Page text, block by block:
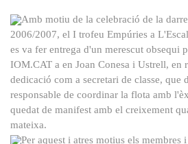
Amb motiu de la celebració de la
2006/2007, el I trofeu Empúries a
es va fer entrega d'un merescut obsequi
IOM.CAT a en Joan Conesa i Ustrell, en
dedicació com a secretari de classe, que
responsable de coordinar la flota amb
quedat de manifest amb el creixement
mateixa.
Per aquest i atres motius els membres